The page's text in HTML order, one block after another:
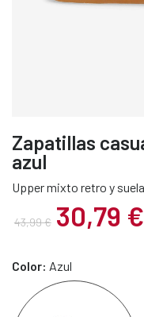
Zapatillas
azul
Upper mixto retro y
43,99 € 30,79 €
Color: Azul